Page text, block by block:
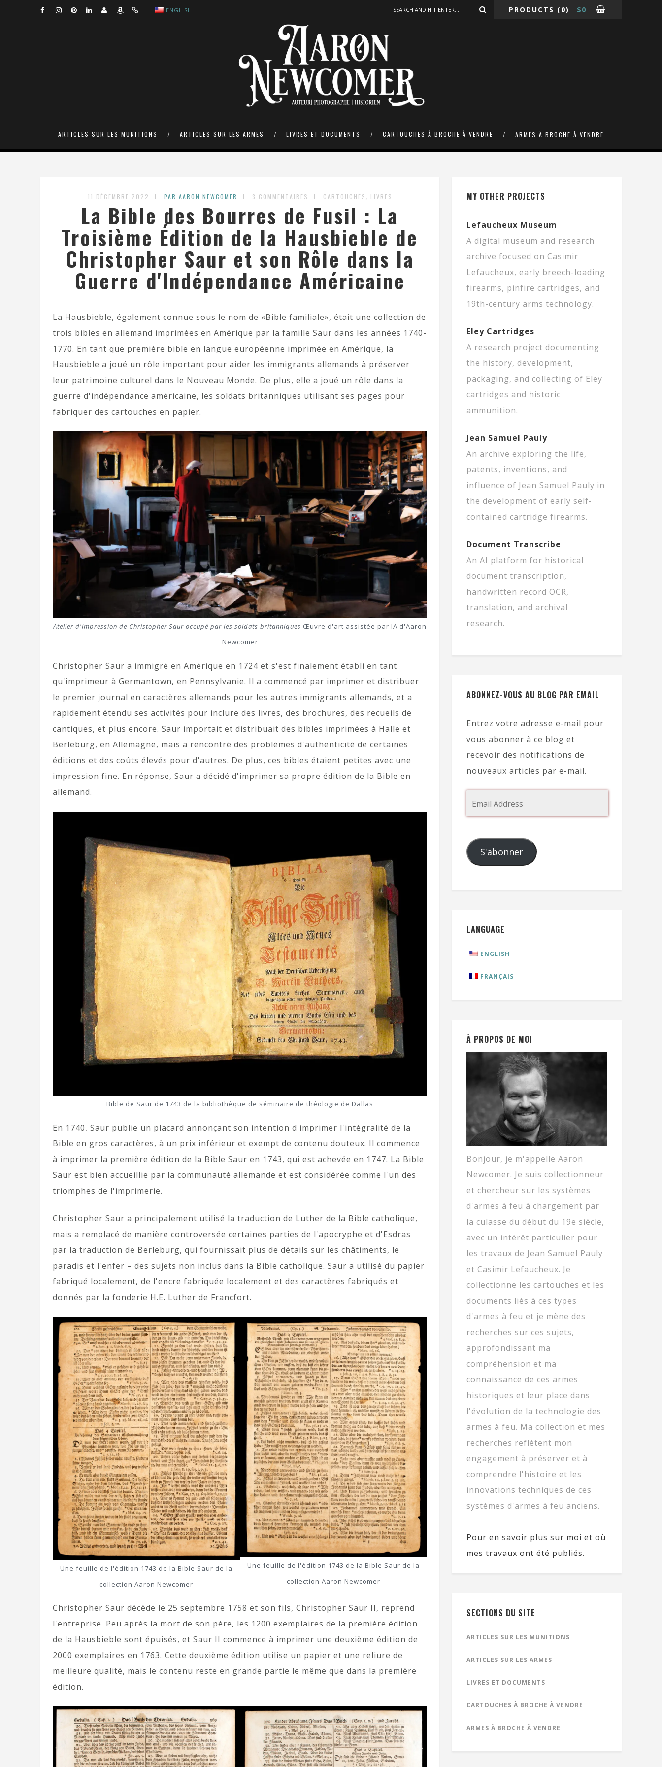
ENGLISH PRODUCTS (0) $0
ARTICLES SUR LES MUNITIONS ARTICLES SUR LES ARMES LIVRES ET DOCUMENTS CARTOUCHES À BROCHE À VENDRE ARMES À BROCHE À VENDRE
11 DÉCEMBRE 2022 PAR AARON NEWCOMER 3 COMMENTAIRES CARTOUCHES, LIVRES
La Bible des Bourres de Fusil : La
Troisième Édition de la Hausbieble de
Christopher Saur et son Rôle dans la
Guerre d'Indépendance Américaine
La Hausbieble, également connue sous le nom de «Bible familiale», était une collection de
trois bibles en allemand imprimées en Amérique par la famille Saur dans les années 1740-
1770. En tant que première bible en langue européenne imprimée en Amérique, la
Hausbieble a joué un rôle important pour aider les immigrants allemands à préserver
leur patrimoine culturel dans le Nouveau Monde. De plus, elle a joué un rôle dans la
guerre d'indépendance américaine, les soldats britanniques utilisant ses pages pour
fabriquer des cartouches en papier.
Atelier d'impression de Christopher Saur occupé par les soldats britanniques Œuvre d'art assistée par IA d'Aaron
Newcomer
Christopher Saur a immigré en Amérique en 1724 et s'est finalement établi en tant
qu'imprimeur à Germantown, en Pennsylvanie. Il a commencé par imprimer et distribuer
le premier journal en caractères allemands pour les autres immigrants allemands, et a
rapidement étendu ses activités pour inclure des livres, des brochures, des recueils de
cantiques, et plus encore. Saur importait et distribuait des bibles imprimées à Halle et
Berleburg, en Allemagne, mais a rencontré des problèmes d'authenticité de certaines
éditions et des coûts élevés pour d'autres. De plus, ces bibles étaient petites avec une
impression fine. En réponse, Saur a décidé d'imprimer sa propre édition de la Bible en
allemand.
Bible de Saur de 1743 de la bibliothèque de séminaire de théologie de Dallas
En 1740, Saur publie un placard annonçant son intention d'imprimer l'intégralité de la
Bible en gros caractères, à un prix inférieur et exempt de contenu douteux. Il commence
à imprimer la première édition de la Bible Saur en 1743, qui est achevée en 1747. La Bible
Saur est bien accueillie par la communauté allemande et est considérée comme l'un des
triomphes de l'imprimerie.
Christopher Saur a principalement utilisé la traduction de Luther de la Bible catholique,
mais a remplacé de manière controversée certaines parties de l'apocryphe et d'Esdras
par la traduction de Berleburg, qui fournissait plus de détails sur les châtiments, le
paradis et l'enfer – des sujets non inclus dans la Bible catholique. Saur a utilisé du papier
fabriqué localement, de l'encre fabriquée localement et des caractères fabriqués et
donnés par la fonderie H.E. Luther de Francfort.
Une feuille de l'édition 1743 de la Bible Saur de la
collection Aaron Newcomer
Une feuille de l'édition 1743 de la Bible Saur de la
collection Aaron Newcomer
Christopher Saur décède le 25 septembre 1758 et son fils, Christopher Saur II, reprend
l'entreprise. Peu après la mort de son père, les 1200 exemplaires de la première édition
de la Hausbieble sont épuisés, et Saur II commence à imprimer une deuxième édition de
2000 exemplaires en 1763. Cette deuxième édition utilise un papier et une reliure de
meilleure qualité, mais le contenu reste en grande partie le même que dans la première
édition.
MY OTHER PROJECTS
Lefaucheux Museum
A digital museum and research
archive focused on Casimir
Lefaucheux, early breech-loading
firearms, pinfire cartridges, and
19th-century arms technology.
Eley Cartridges
A research project documenting
the history, development,
packaging, and collecting of Eley
cartridges and historic
ammunition.
Jean Samuel Pauly
An archive exploring the life,
patents, inventions, and
influence of Jean Samuel Pauly in
the development of early self-
contained cartridge firearms.
Document Transcribe
An AI platform for historical
document transcription,
handwritten record OCR,
translation, and archival
research.
ABONNEZ-VOUS AU BLOG PAR EMAIL
Entrez votre adresse e-mail pour
vous abonner à ce blog et
recevoir des notifications de
nouveaux articles par e-mail.
S'abonner
LANGUAGE
ENGLISH
FRANÇAIS
À PROPOS DE MOI
Bonjour, je m'appelle Aaron
Newcomer. Je suis collectionneur
et chercheur sur les systèmes
d'armes à feu à chargement par
la culasse du début du 19e siècle,
avec un intérêt particulier pour
les travaux de Jean Samuel Pauly
et Casimir Lefaucheux. Je
collectionne les cartouches et les
documents liés à ces types
d'armes à feu et je mène des
recherches sur ces sujets,
approfondissant ma
compréhension et ma
connaissance de ces armes
historiques et leur place dans
l'évolution de la technologie des
armes à feu. Ma collection et mes
recherches reflètent mon
engagement à préserver et à
comprendre l'histoire et les
innovations techniques de ces
systèmes d'armes à feu anciens.
Pour en savoir plus sur moi et où
mes travaux ont été publiés.
SECTIONS DU SITE
ARTICLES SUR LES MUNITIONS
ARTICLES SUR LES ARMES
LIVRES ET DOCUMENTS
CARTOUCHES À BROCHE À VENDRE
ARMES À BROCHE À VENDRE